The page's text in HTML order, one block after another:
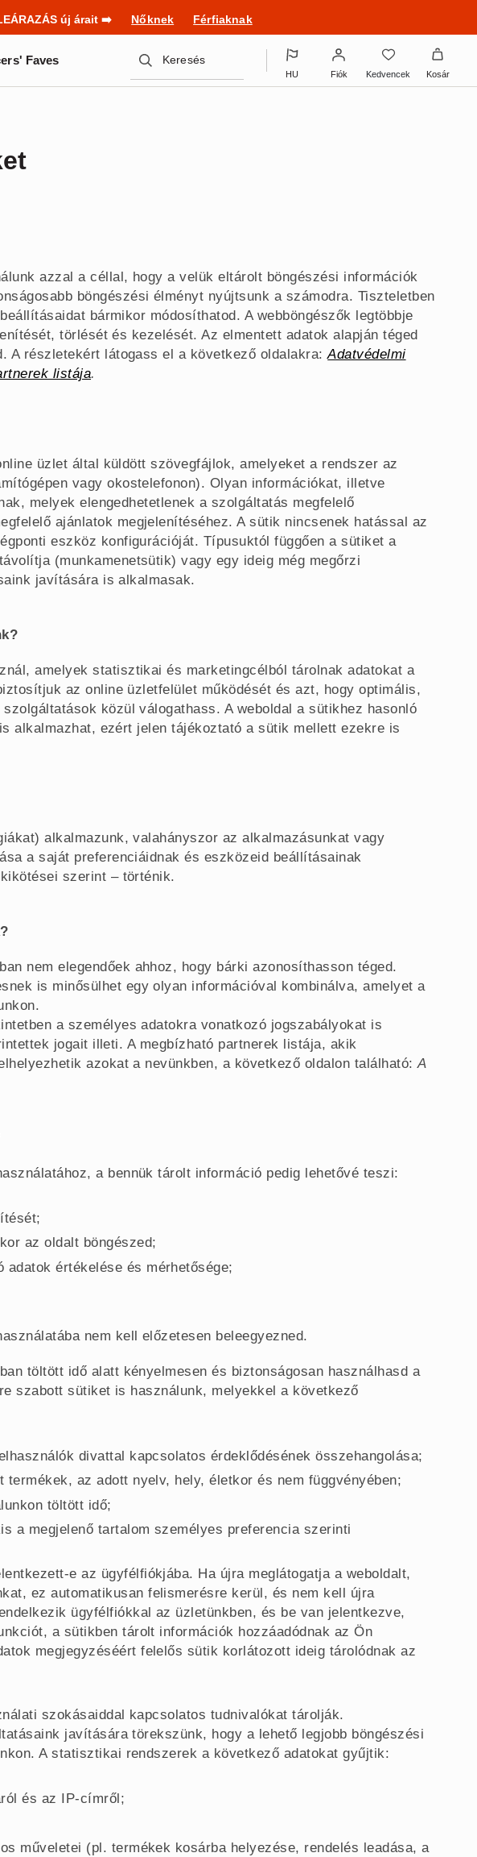
a tanévet egy új outfittel! Nőknek
Faves Keresés
HU Fiók Kedvencek Kosár
azzal a céllal, hogy a velük eltárolt böngészési információk
böngészési élményt nyújtsunk a számodra. Tiszteletben
bármikor módosíthatod. A webböngészők legtöbbje
törlését és kezelését. Az elmentett adatok alapján téged
A részletekért látogass el a következő oldalakra:Adatvédelmi
listája.
üzlet által küldött szövegfájlok, amelyeket a rendszer az
vagy okostelefonon). Olyan információkat, illetve
melyek elengedhetetlenek a szolgáltatás megfelelő
ajánlatok megjelenítéséhez. A sütik nincsenek hatással az
eszköz konfigurációját. Típusuktól függően a sütiket a
(munkamenetsütik) vagy egy ideig még megőrzi
javítására is alkalmasak.
amelyek statisztikai és marketingcélból tárolnak adatokat a
az online üzletfelület működését és azt, hogy optimális,
közül válogathass. A weboldal a sütikhez hasonló
alkalmazhat, ezért jelen tájékoztató a sütik mellett ezekre is
alkalmazunk, valahányszor az alkalmazásunkat vagy
a saját preferenciáidnak és eszközeid beállításainak
szerint – történik.
nem elegendőek ahhoz, hogy bárki azonosíthasson téged.
is minősülhet egy olyan információval kombinálva, amelyet a
a személyes adatokra vonatkozó jogszabályokat is
jogait illeti. A megbízható partnerek listája, akik
azokat a nevünkben, a következő oldalon található:A
a bennük tárolt információ pedig lehetővé teszi:
az oldalt böngészed;
értékelése és mérhetősége;
nem kell előzetesen beleegyezned.
töltött idő alatt kényelmesen és biztonságosan használhasd a
szabott sütiket is használunk, melyekkel a következő
divattal kapcsolatos érdeklődésének összehangolása;
az adott nyelv, hely, életkor és nem függvényében;
töltött idő;
a megjelenő tartalom személyes preferencia szerinti
e az ügyfélfiókjába. Ha újra meglátogatja a weboldalt,
ez automatikusan felismerésre kerül, és nem kell újra
ügyfélfiókkal az üzletünkben, és be van jelentkezve,
a sütikben tárolt információk hozzáadódnak az Ön
megjegyzéséért felelős sütik korlátozott ideig tárolódnak az
szokásaiddal kapcsolatos tudnivalókat tárolják.
javítására törekszünk, hogy a lehető legjobb böngészési
A statisztikai rendszerek a következő adatokat gyűjtik:
és az IP-címről;
műveletei (pl. termékek kosárba helyezése, rendelés leadása, a